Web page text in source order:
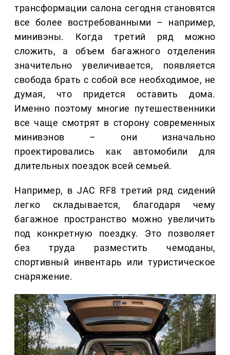
трансформации салона сегодня становятся
все более востребованными – например,
минивэны. Когда третий ряд можно
сложить, а объем багажного отделения
значительно увеличивается, появляется
свобода брать с собой все необходимое, не
думая, что придется оставить дома.
Именно поэтому многие путешественники
все чаще смотрят в сторону современных
минивэнов – они изначально
проектировались как автомобили для
длительных поездок всей семьей.
Например, в JAC RF8 третий ряд сидений
легко складывается, благодаря чему
багажное пространство можно увеличить
под конкретную поездку. Это позволяет
без труда разместить чемоданы,
спортивный инвентарь или туристическое
снаряжение.